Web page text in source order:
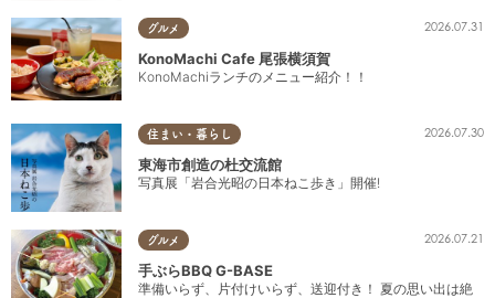
グルメ 2026.07.31
KonoMachi Cafe 尾張横須賀
KonoMachiランチのメニュー紹介！！
住まい・暮らし 2026.07.30
東海市創造の杜交流館
写真展「岩合光昭の日本ねこ歩き」開催!
グルメ 2026.07.21
手ぶらBBQ G-BASE
準備いらず、片付けいらず、送迎付き！ 夏の思い出は絶